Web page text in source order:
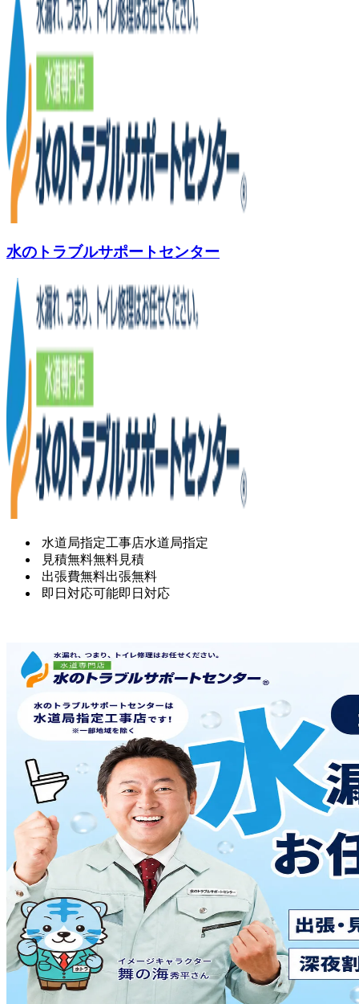
水のトラブルサポートセンター
水道局指定工事店水道局指定
見積無料無料見積
出張費無料出張無料
即日対応可能即日対応